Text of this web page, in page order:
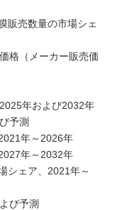
販売数量の市場シェ
格（メーカー販売価
年および2032年
予測
年～2026年
年～2032年
シェア、2021年～
び予測